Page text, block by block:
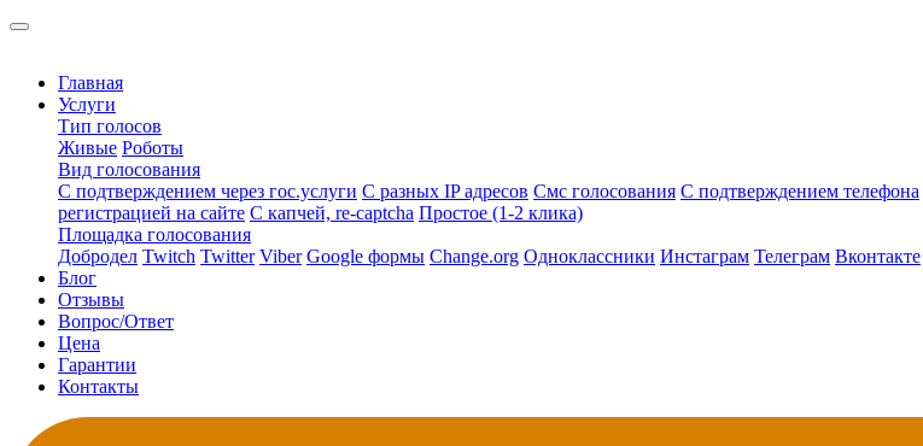
Главная
Услуги
Тип голосов
Живые Роботы
Вид голосования
С подтверждением через гос.услуги С разных IP адресов Смс голосования С подтверждением телефона
регистрацией на сайте С капчей, re-captcha Простое (1-2 клика)
Площадка голосования
Добродел Twitch Twitter Viber Google формы Change.org Одноклассники Инстаграм Телеграм Вконтакте
Блог
Отзывы
Вопрос/Ответ
Цена
Гарантии
Контакты